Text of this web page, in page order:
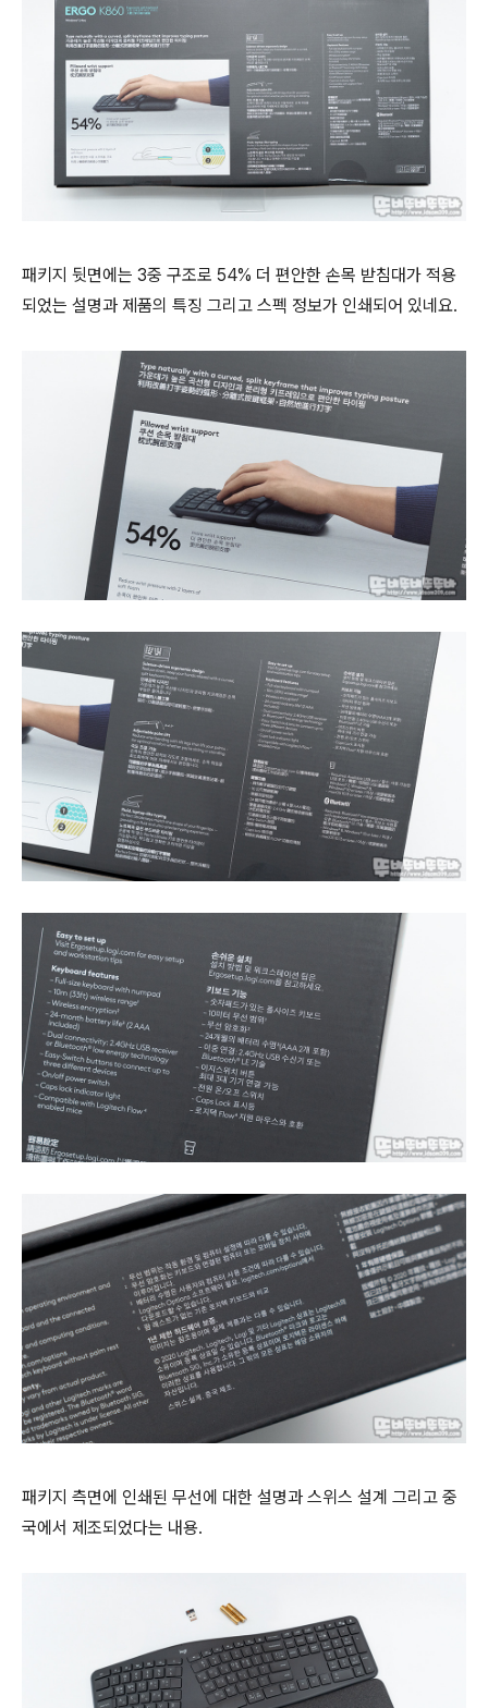
패키지 뒷면에는 3중 구조로 54% 더 편안한 손목 받침대가 적용
되었는 설명과 제품의 특징 그리고 스펙 정보가 인쇄되어 있네요.
패키지 측면에 인쇄된 무선에 대한 설명과 스위스 설계 그리고 중
국에서 제조되었다는 내용.